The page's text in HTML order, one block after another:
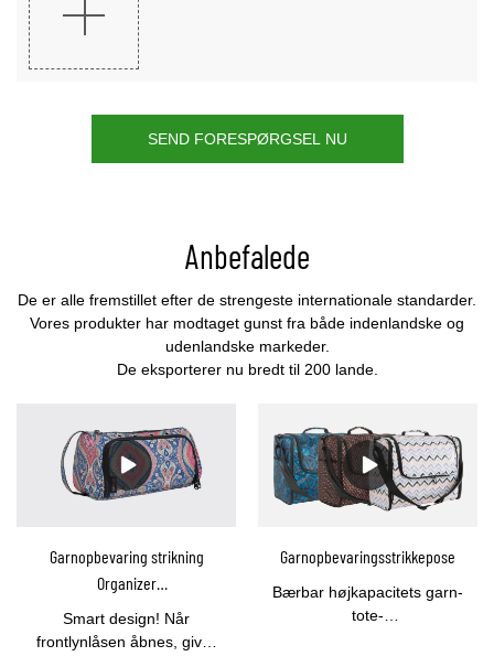
SEND FORESPØRGSEL NU
Anbefalede
De er alle fremstillet efter de strengeste internationale standarder.
Vores produkter har modtaget gunst fra både indenlandske og
udenlandske markeder.
De eksporterer nu bredt til 200 lande.
Garnopbevaring strikning
Organizer
strikkeopbevaringspose
Bæregarnholder-YOUCCO
Smart design! Når
frontlynlåsen åbnes, giver
Garnopbevaringsstrikkepose
Bærbar højkapacitets garn-
tote-